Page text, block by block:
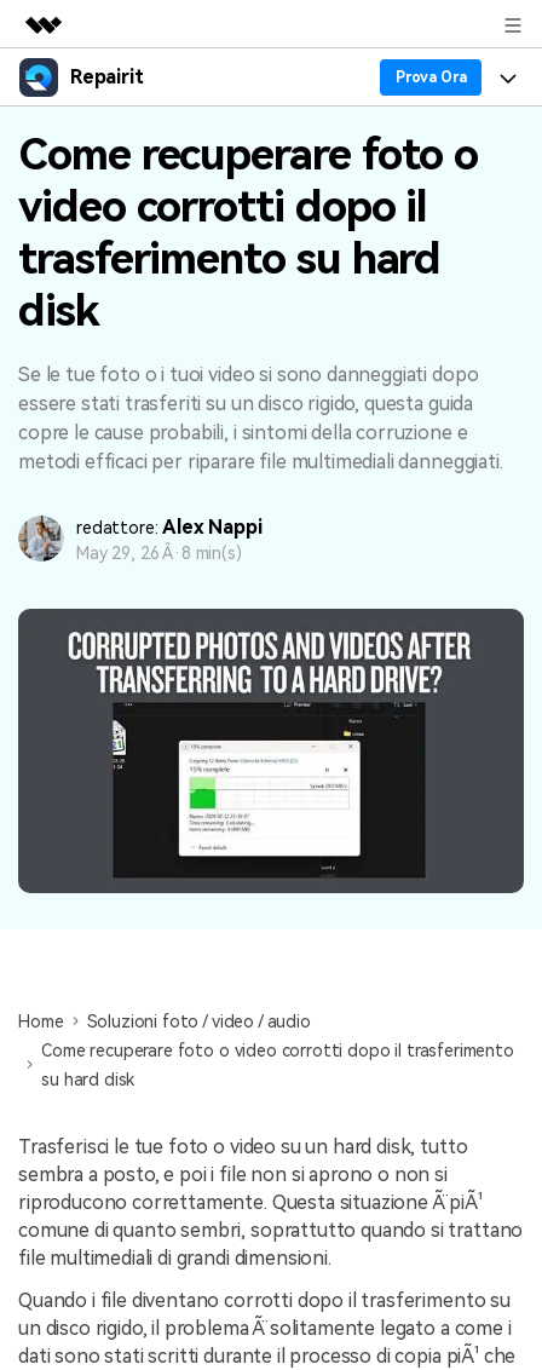
Prodotti in evidenza
UtilitÃ
Business
Panoramica
Soluzione
Chi siamo
Sala stampa
Negozio
Supporto
Repairit Prova Ora
Prodotti
Esperti nella Riparazione dei Dati
Caratteristiche Principali
Guida
Blog
Problemi dei File
Problemi del Computer
Problemi del Dispositivo
Tendenze
PiÃ¹ Argomenti sul Canale YOUTUBE
30% OFF!
Supporto
NovitÃ
SCARICA ORA
search
Come recuperare foto o
video corrotti dopo il
trasferimento su hard
disk
Se le tue foto o i tuoi video si sono danneggiati dopo
essere stati trasferiti su un disco rigido, questa guida
copre le cause probabili, i sintomi della corruzione e
metodi efficaci per riparare file multimediali danneggiati.
redattore:Alex Nappi
May 29, 26 Â· 8 min(s)
Home
Soluzioni foto / video / audio
Come recuperare foto o video corrotti dopo il trasferimento
su hard disk
Trasferisci le tue foto o video su un hard disk, tutto
sembra a posto, e poi i file non si aprono o non si
riproducono correttamente. Questa situazione Ã¨ piÃ¹
comune di quanto sembri, soprattutto quando si trattano
file multimediali di grandi dimensioni.
Quando i file diventano corrotti dopo il trasferimento su
un disco rigido, il problema Ã¨ solitamente legato a come i
dati sono stati scritti durante il processo di copia piÃ¹ che